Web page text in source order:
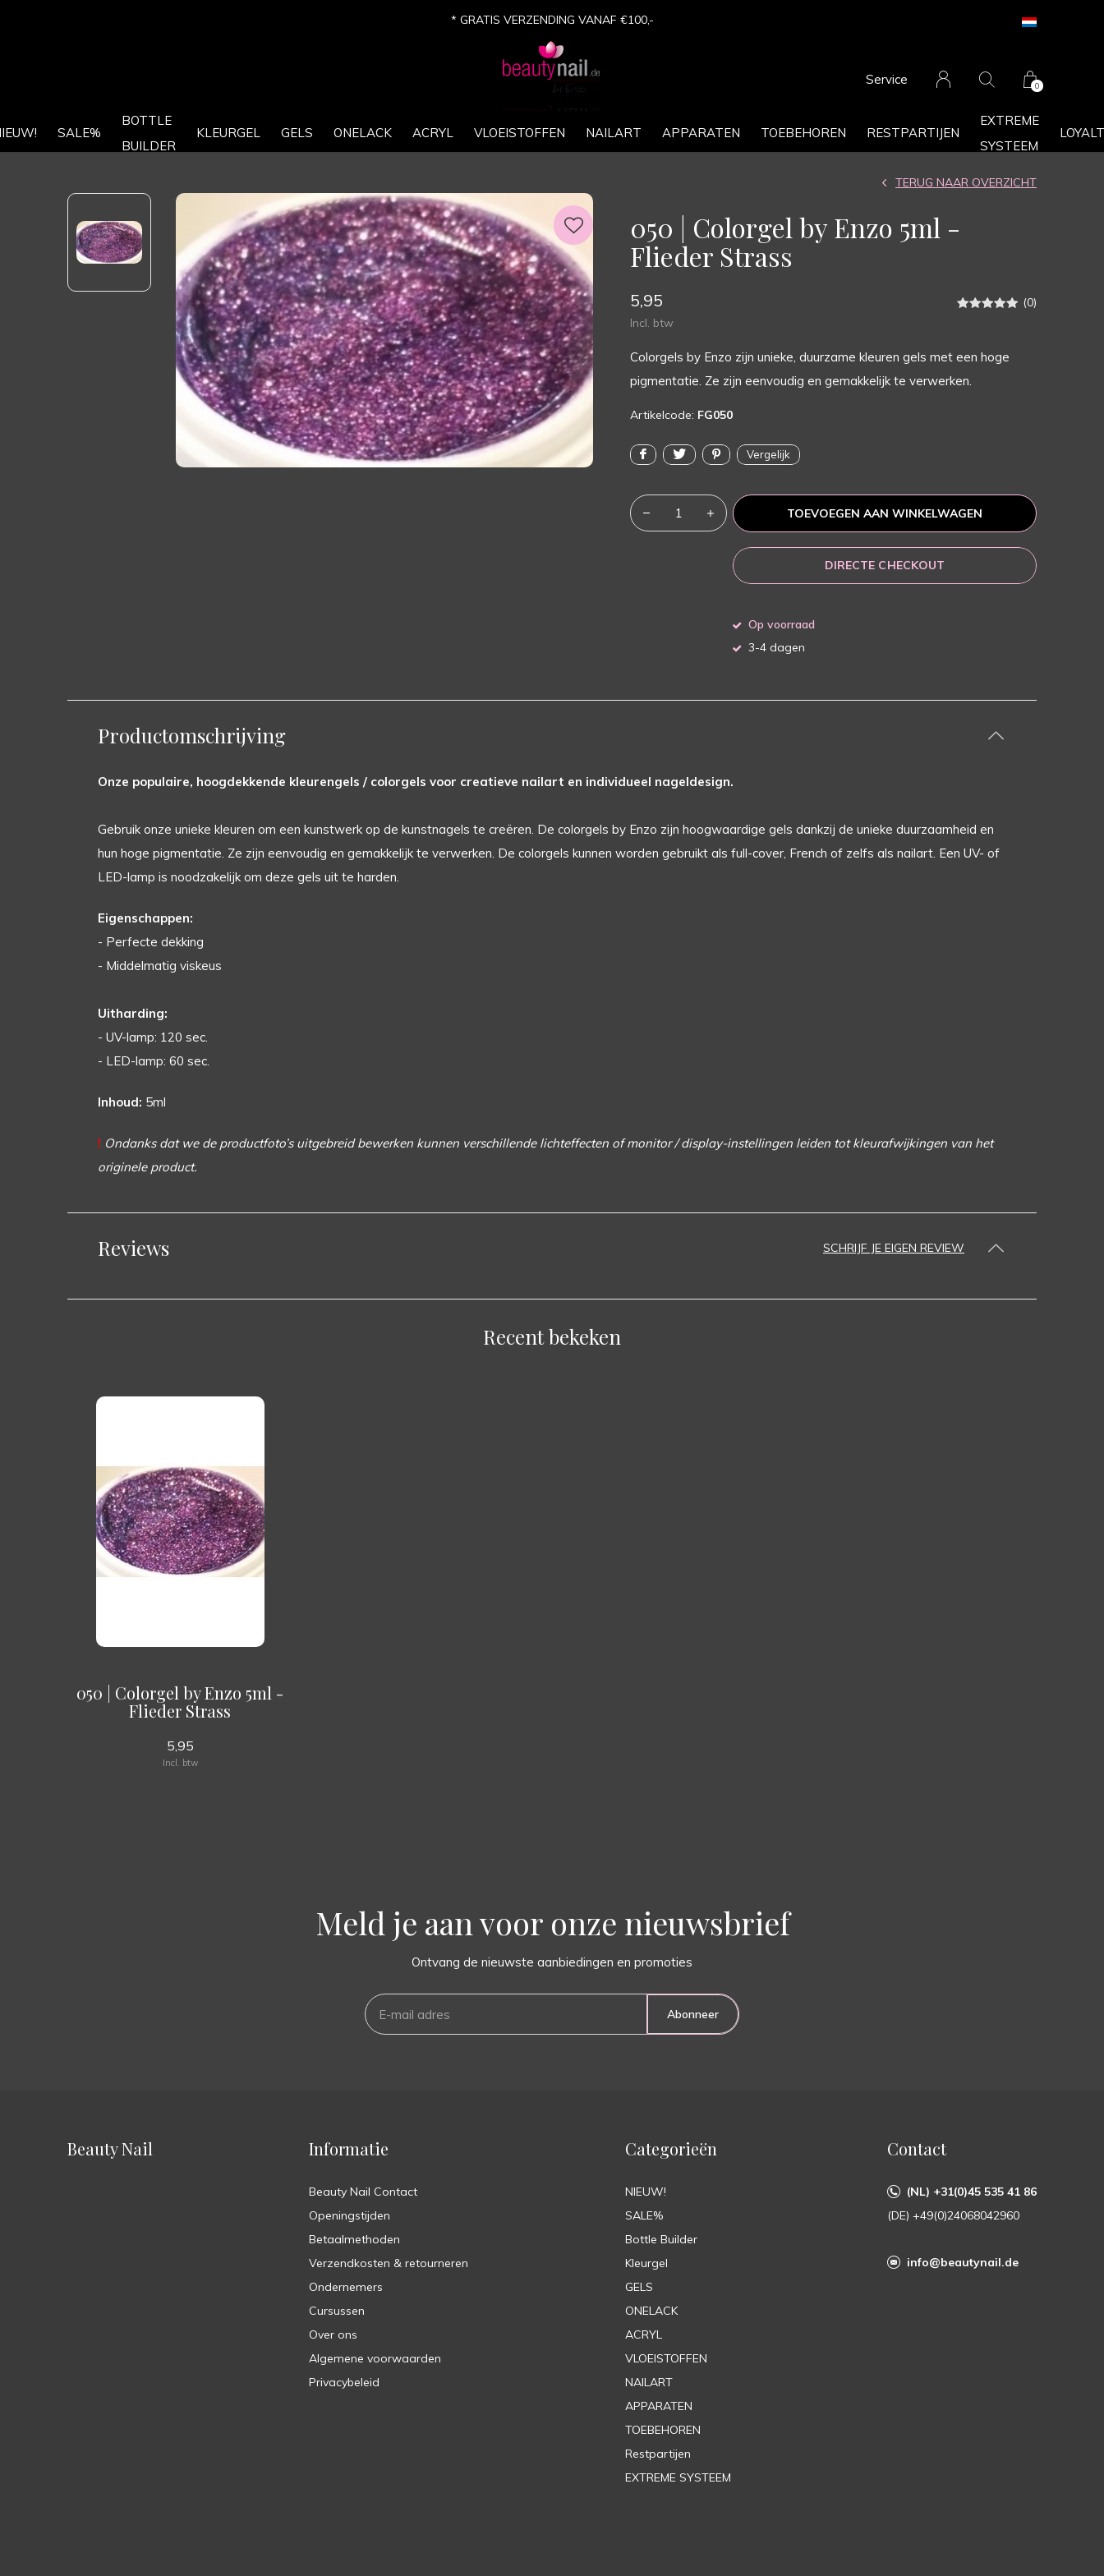
SALE%
BOTTLE
BUILDER
KLEURGEL GELS ONELACK ACRYL VLOEISTOFFEN NAILART APPARATEN TOEBEHOREN RESTPARTIJEN
EXTREME
SYSTEEM
Service 0
* GRATIS VERZENDING VANAF €100,-
050 | Colorgel by Enzo 5ml -
Flieder Strass
TERUG NAAR OVERZICHT
5,95
Incl. btw
(0)
Colorgels by Enzo zijn unieke, duurzame kleuren gels met een hoge
pigmentatie. Ze zijn eenvoudig en gemakkelijk te verwerken.
Artikelcode: FG050
Vergelijk
TOEVOEGEN AAN WINKELWAGEN
DIRECTE CHECKOUT
Op voorraad
3-4 dagen
Productomschrijving
Onze populaire, hoogdekkende kleurengels / colorgels voor creatieve nailart en individueel nageldesign.
Gebruik onze unieke kleuren om een kunstwerk op de kunstnagels te creëren. De colorgels by Enzo zijn hoogwaardige gels dankzij de unieke duurzaamheid en
hun hoge pigmentatie. Ze zijn eenvoudig en gemakkelijk te verwerken. De colorgels kunnen worden gebruikt als full-cover, French of zelfs als nailart. Een UV- of
LED-lamp is noodzakelijk om deze gels uit te harden.
Eigenschappen:
- Perfecte dekking
- Middelmatig viskeus
Uitharding:
- UV-lamp: 120 sec.
- LED-lamp: 60 sec.
Inhoud: 5ml
! Ondanks dat we de productfoto’s uitgebreid bewerken kunnen verschillende lichteffecten of monitor / display-instellingen leiden tot kleurafwijkingen van het
originele product.
Reviews SCHRIJF JE EIGEN REVIEW
Recent bekeken
050 | Colorgel by Enzo 5ml -
Flieder Strass
5,95
Incl. btw
Meld je aan voor onze nieuwsbrief
Ontvang de nieuwste aanbiedingen en promoties
Abonneer
Beauty Nail Informatie
Beauty Nail Contact
Openingstijden
Betaalmethoden
Verzendkosten & retourneren
Ondernemers
Cursussen
Over ons
Algemene voorwaarden
Privacybeleid
Categorieën
NIEUW!
SALE%
Bottle Builder
Kleurgel
GELS
ONELACK
ACRYL
VLOEISTOFFEN
NAILART
APPARATEN
TOEBEHOREN
Restpartijen
EXTREME SYSTEEM
Contact
(NL) +31(0)45 535 41 86
(DE) +49(0)24068042960
info@beautynail.de